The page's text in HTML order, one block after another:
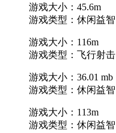
游戏大小：45.6m
游戏类型：休闲益智
游戏大小：116m
游戏类型：飞行射击
游戏大小：36.01 mb
游戏类型：休闲益智
游戏大小：113m
游戏类型：休闲益智